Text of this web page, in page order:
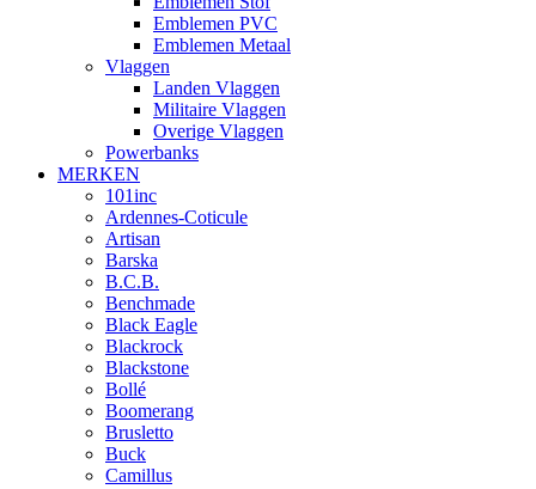
Emblemen PVC
Emblemen Metaal
Vlaggen
Landen Vlaggen
Militaire Vlaggen
Overige Vlaggen
Powerbanks
MERKEN
101inc
Ardennes-Coticule
Artisan
Barska
B.C.B.
Benchmade
Black Eagle
Blackrock
Blackstone
Bollé
Boomerang
Brusletto
Buck
Camillus